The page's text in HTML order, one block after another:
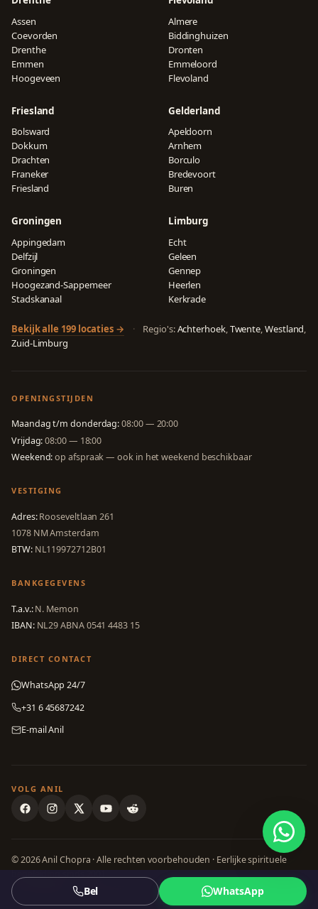
Assen
Coevorden
Drenthe
Emmen
Hoogeveen
Almere
Biddinghuizen
Dronten
Emmeloord
Flevoland
Friesland
Bolsward
Dokkum
Drachten
Franeker
Friesland
Gelderland
Apeldoorn
Arnhem
Borculo
Bredevoort
Buren
Groningen
Appingedam
Delfzijl
Groningen
Hoogezand-Sappemeer
Stadskanaal
Limburg
Echt
Geleen
Gennep
Heerlen
Kerkrade
Bekijk alle 199 locaties → · Regio's:Achterhoek,Twente,Westland,
Zuid-Limburg
OPENINGSTIJDEN
Maandag t/m donderdag:08:00 — 20:00
Vrijdag:08:00 — 18:00
Weekend:op afspraak — ook in het weekend beschikbaar
VESTIGING
Adres:Rooseveltlaan 261
1078 NM Amsterdam
BTW:NL119972712B01
BANKGEGEVENS
T.a.v.:N. Memon
IBAN:NL29 ABNA 0541 4483 15
DIRECT CONTACT
WhatsApp 24/7
+31 6 45687242
E-mail Anil
VOLG ANIL
© 2026 Anil Chopra · Alle rechten voorbehouden · Eerlijke spirituele
begeleiding sinds 2001
Privacybeleid
· Voorwaarden Cookies Disclaimer · Sitemap
Bel WhatsApp